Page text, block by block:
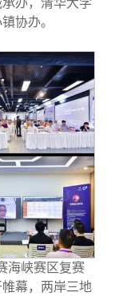
协办。
海峡赛区复赛
幕，两岸三地